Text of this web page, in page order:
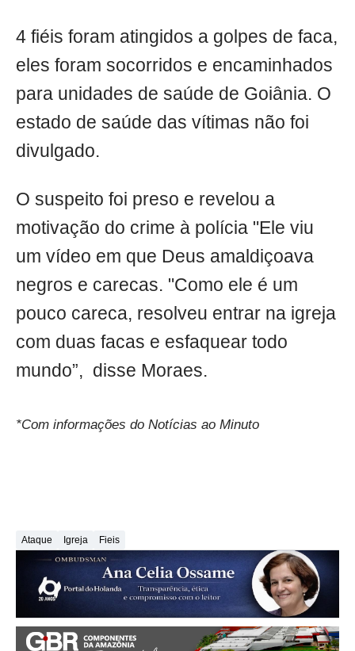
4 fiéis foram atingidos a golpes de faca,
eles foram socorridos e encaminhados
para unidades de saúde de Goiânia. O
estado de saúde das vítimas não foi
divulgado.
O suspeito foi preso e revelou a
motivação do crime à polícia "Ele viu
um vídeo em que Deus amaldiçoava
negros e carecas. "Como ele é um
pouco careca, resolveu entrar na igreja
com duas facas e esfaquear todo
mundo”, disse Moraes.
*Com informações do Notícias ao Minuto
Ataque Igreja Fieis